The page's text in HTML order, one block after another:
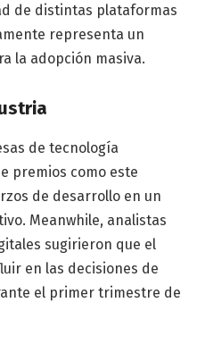
de distintas plataformas
representa un
la adopción masiva.
de tecnología
premios como este
de desarrollo en un
Meanwhile, analistas
sugirieron que el
en las decisiones de
el primer trimestre de